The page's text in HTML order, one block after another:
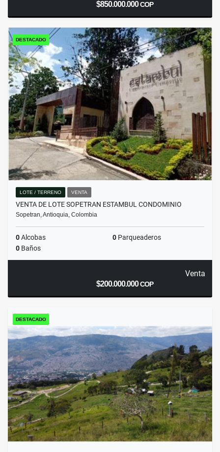
$850.000.000COP
DESTACADO
LOTE / TERRENO VENTA
VENTA DE LOTE SOPETRAN ESTAMBUL CONDOMINIO
Sopetran, Antioquia, Colombia
0Alcobas 0 Parqueaderos
0 Baños
Venta
$200.000.000COP
DESTACADO